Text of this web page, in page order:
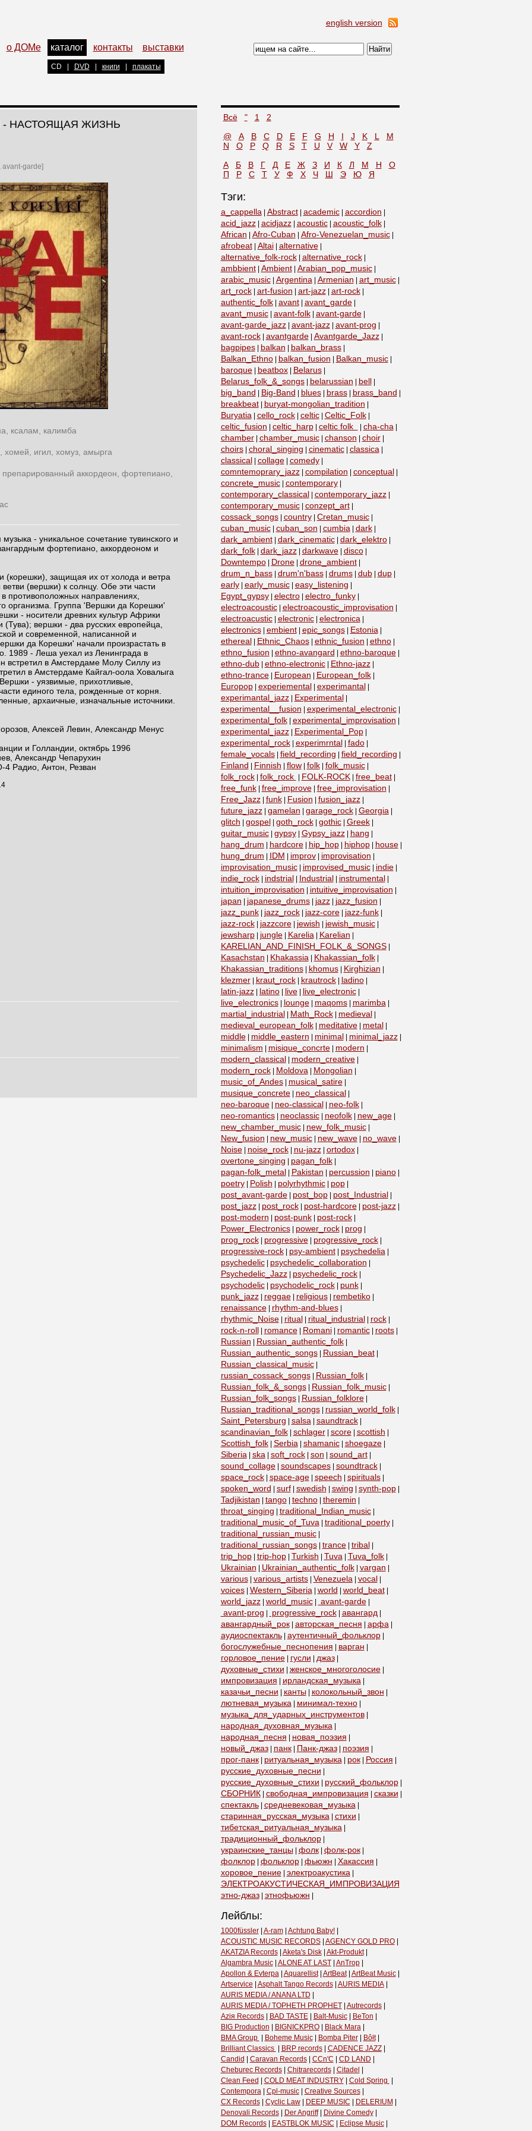
english version
о ДОМе каталог контакты выставки
CD DVD книги плакаты
- НАСТОЯЩАЯ ЖИЗНЬ
avant-garde]
ксалам, калимба
хомей, игил, хомуз, амырга
аккордеон, фортепиано,
- уникальное сочетание тувинского и
фортепиано, аккордеоном и
(корешки), защищая их от холода и ветра
(вершки) к солнцу. Обе эти части
противоположных направлениях,
организма. Группа 'Вершки да Корешки'
- носители древних культур Африки
вершки - два русских европейца,
и современной, написанной и
да Корешки' начали произрастать в
1989 - Леша уехал из Ленинграда в
встретил в Амстердаме Молу Силлу из
в Амстердаме Кайгал-оола Ховалыга
- уязвимые, прихотливые,
единого тела, рожденные от корня.
архаичные, изначальные источники.
Алексей Левин, Александр Менус
и Голландии, октябрь 1996
Александр Чепарухин
4 Радио, Антон, Резван
Всё " 1
2
@
A B C D E F G H I J K L
M
N
O P Q R S T U V W Y
Z
А
Б В Г Д Е Ж З И К Л М Н
О
П
Р С Т У Ф Х Ч Ш Э Ю Я
Тэги:
a_cappella| Abstract| academic| accordion
acid_jazz| acidjazz| acoustic| acoustic_folk|
African Afro-Cuban Afro-Venezuelan_music|
afrobeat| Altai| alternative|
alternative_folk-rock| alternative_rock|
ambbient| Ambient| Arabian_pop_music|
arabic_music| Argentina| Armenian art_music|
art_rock| art-fusion art-jazz| art-rock|
authentic_folk| avant| avant_garde|
avant_music| avant-folk| avant-garde|
avant-garde_jazz| avant-jazz| avant-prog
avant-rock| avantgarde| Avantgarde_Jazz|
bagpipes| balkan balkan_brass|
Balkan_Ethno| balkan_fusion Balkan_music|
baroque| beatbox| Belarus|
Belarus_folk_&_songs| belarussian bell
big_band Big-Band blues| brass| brass_band
breakbeat| buryat-mongolian_tradition
Buryatia| cello_rock| celtic| Celtic_Folk|
celtic_fusion celtic_harp| celtic folk cha-cha|
chamber| chamber_music| chanson choir|
choirs| choral_singing cinematic| classica|
classical collage| comedy|
comntemoprary_jazz| compilation conceptual
concrete_music| contemporary|
contemporary_classical contemporary_jazz|
contemporary_music| conzept_art|
cossack_songs| country| Cretan_music|
cuban_music| cuban_son cumbia| dark|
dark_ambient| dark_cinematic| dark_elektro|
dark_folk| dark_jazz| darkwave| disco|
Downtempo| Drone| drone_ambient|
drum_n_bass| drum'n'bass| drums| dub| dup|
early| early_music| easy_listening
Egypt_gypsy| electro| electro_funky|
electroacoustic| electroacoustic_improvisation
electroacustic| electronic| electronica|
electronics| embient| epic_songs| Estonia|
ethereal Ethnic_Chaos| ethnic_fusion ethno|
ethno_fusion ethno-avangard ethno-baroque|
ethno-dub| ethno-electronic| Ethno-jazz|
ethno-trance| European European_folk|
Europop| experiemental experimantal
experimantal_jazz| Experimental
experimental__fusion experimental_electronic|
experimental_folk| experimental_improvisation
experimental_jazz| Experimental_Pop|
experimental_rock| experimrntal fado|
female_vocals| field_recording field_recording
Finland Finnish flow| folk| folk_music|
folk_rock| folk_rock FOLK-ROCK| free_beat|
free_funk| free_improve| free_improvisation
Free_Jazz| funk| Fusion fusion_jazz|
future_jazz| gamelan garage_rock| Georgia|
glitch gospel goth_rock| gothic| Greek|
guitar_music| gypsy| Gypsy_jazz| hang
hang_drum hardcore| hip_hop| hiphop| house|
hung_drum IDM improv| improvisation
improvisation_music| improvised_music| indie|
indie_rock| indstrial Industrial instrumental
intuition_improvisation intuitive_improvisation
japan japanese_drums| jazz| jazz_fusion
jazz_punk| jazz_rock| jazz-core| jazz-funk|
jazz-rock| jazzcore| jewish jewish_music|
jewsharp| jungle| Karelia| Karelian
KARELIAN_AND_FINISH_FOLK_&_SONGS|
Kasachstan Khakassia| Khakassian_folk|
Khakassian_traditions| khomus| Kirghizian
klezmer| kraut_rock| krautrock| ladino|
latin-jazz| latino| live| live_electronic|
live_electronics| lounge| maqoms| marimba|
martial_industrial Math_Rock| medieval
medieval_european_folk| meditative| metal
middle| middle_eastern minimal minimal_jazz|
minimalism misique_concrte| modern
modern_classical modern_creative|
modern_rock| Moldova| Mongolian
music_of_Andes| musical_satire|
musique_concrete| neo_classical
neo-baroque| neo-classical neo-folk|
neo-romantics| neoclassic| neofolk| new_age|
new_chamber_music| new_folk_music|
New_fusion new_music| new_wave| no_wave|
Noise| noise_rock| nu-jazz| ortodox|
overtone_singing pagan_folk|
pagan-folk_metal Pakistan percussion piano|
poetry| Polish polyrhythmic| pop|
post_avant-garde| post_bop| post_Industrial
post_jazz| post_rock| post-hardcore| post-jazz|
post-modern post-punk| post-rock|
Power_Electronics| power_rock| prog
prog_rock| progressive| progressive_rock|
progressive-rock| psy-ambient| psychedelia|
psychedelic| psychedelic_collaboration
Psychedelic_Jazz| psychedelic_rock|
psychodelic| psychodelic_rock| punk|
punk_jazz| reggae| religious| rembetiko|
renaissance| rhythm-and-blues|
rhythmic_Noise| ritual ritual_industrial rock|
rock-n-roll romance| Romani| romantic| roots|
Russian Russian_authentic_folk|
Russian_authentic_songs| Russian_beat|
Russian_classical_music|
russian_cossack_songs| Russian_folk|
Russian_folk_&_songs| Russian_folk_music|
Russian_folk_songs| Russian_folklore|
Russian_traditional_songs| russian_world_folk|
Saint_Petersburg salsa| saundtrack|
scandinavian_folk| schlager| score| scottish
Scottish_folk| Serbia| shamanic| shoegaze|
Siberia| ska| soft_rock| son sound_art|
sound_collage| soundscapes| soundtrack|
space_rock| space-age| speech spirituals|
spoken_word surf| swedish swing synth-pop|
Tadjikistan tango| techno| theremin
throat_singing traditional_Indian_music|
traditional_music_of_Tuva| traditional_poerty|
traditional_russian_music|
traditional_russian_songs| trance| tribal
trip_hop| trip-hop| Turkish Tuva| Tuva_folk|
Ukrainian Ukrainian_authentic_folk| vargan
various| various_artists| Venezuela| vocal
voices| Western_Siberia| world world_beat|
world_jazz| world_music| avant-garde|
avant-prog progressive_rock| авангард|
авангардный_рок| авторская_песня арфа|
аудиоспектакль| аутентичный_фольклор|
богослужебные_песнопения варган
горловое_пение| гусли джаз|
духовные_стихи женское_многоголосие|
импровизация ирландская_музыка|
казачьи_песни канты колокольный_звон
лютневая_музыка| минимал-техно|
музыка_для_ударных_инструментов|
народная_духовная_музыка|
народная_песня новая_поэзия
новый_джаз| панк| Панк-джаз| поэзия
прог-панк| ритуальная_музыка| рок| Россия
русские_духовные_песни
русские_духовные_стихи русский_фольклор|
СБОРНИК| свободная_импровизация сказки
спектакль| средневековая_музыка|
старинная_русская_музыка| стихи
тибетская_ритуальная_музыка|
традиционный_фольклор|
украинские_танцы фолк| фолк-рок|
фолклор| фольклор| фьюжн Хакассия
хоровое_пение| электроакустика|
ЭЛЕКТРОАКУСТИЧЕСКАЯ_ИМПРОВИЗАЦИЯ
этно-джаз| этнофьюжн
Лейблы:
1000füssler| A-ram| Achtung Baby!|
ACOUSTIC MUSIC RECORDS| AGENCY GOLD PRO|
AKATZIA Records| Aketa's Disk| Akt-Produkt|
Algambra Music| ALONE AT LAST| AnTrop|
Apollon & Evterpa| Aquarellist| ArtBeat| ArtBeat Music|
Artservice
Asphalt Tango Records| AURIS MEDIA|
AURIS MEDIA / ANANA LTD
AURIS MEDIA / TOPHETH PROPHET| Autrecords|
Aziя Records| BAD TASTE| Balt-Music| BeTon
BIG Production
BIGNICKPRO| Black Mara|
BMA Group ‎
Boheme Music| Bomba Piter| Bôłt|
Brilliant Classics ‎
BRP records| CADENCE JAZZ|
Candid
Caravan Records| CCn'C CD LAND
Cheburec Records| Chitrarecords| Citadel
Clean Feed
COLD MEAT INDUSTRY| Cold Spring ‎
Contempora| Cpl-music| Creative Sources|
CX Records| Cyclic Law| DEEP MUSIC DELERIUM
Denovali Records| Der Angriff| Divine Comedy|
DOM Records| EASTBLOK MUSIC Eclipse Music|